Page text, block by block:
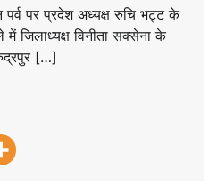
पर प्रदेश अध्यक्ष रुचि भट्ट के
में जिलाध्यक्ष विनीता सक्सेना के
[…]